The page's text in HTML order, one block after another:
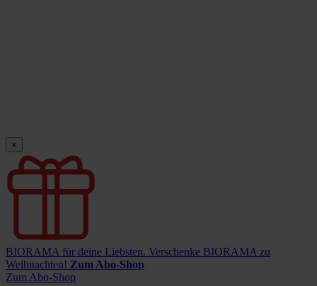
×
BIORAMA für deine Liebsten. Verschenke BIORAMA zu
Weihnachten! Zum Abo-Shop
Zum Abo-Shop